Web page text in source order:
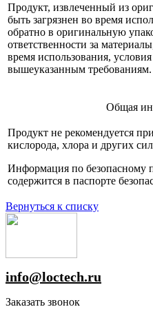
Продукт, извлеченный из
быть загрязнен во время
обратно в оригинальную
ответственности за
время использования,
вышеуказанным требованиям.
Общая
Продукт не рекомендуется
кислорода, хлора и других
Информация по безопасному
содержится в паспорте
Вернуться к списку
info@loctech.ru
Заказать звонок